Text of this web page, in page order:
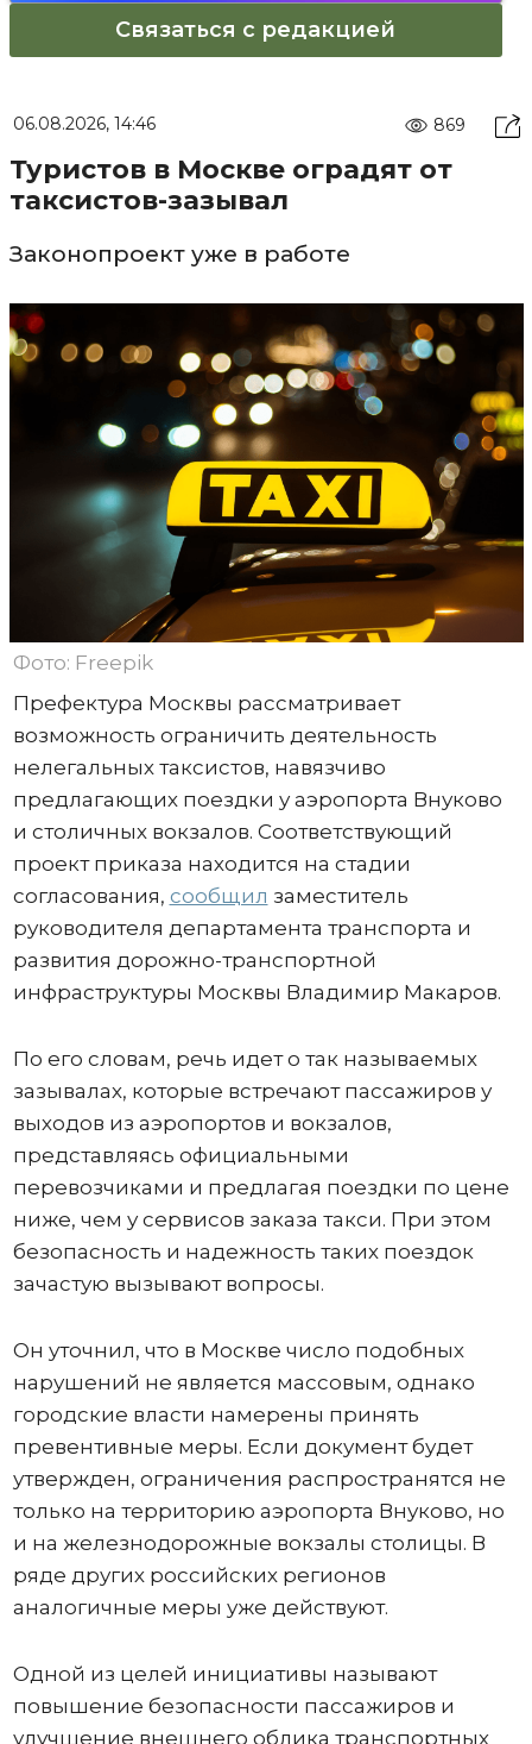
Связаться с редакцией
06.08.2026, 14:46 869
Туристов в Москве оградят от
таксистов-зазывал
Законопроект уже в работе
Фото: Freepik
Префектура Москвы рассматривает
возможность ограничить деятельность
нелегальных таксистов, навязчиво
предлагающих поездки у аэропорта Внуково
и столичных вокзалов. Соответствующий
проект приказа находится на стадии
согласования, сообщил заместитель
руководителя департамента транспорта и
развития дорожно-транспортной
инфраструктуры Москвы Владимир Макаров.
По его словам, речь идет о так называемых
зазывалах, которые встречают пассажиров у
выходов из аэропортов и вокзалов,
представляясь официальными
перевозчиками и предлагая поездки по цене
ниже, чем у сервисов заказа такси. При этом
безопасность и надежность таких поездок
зачастую вызывают вопросы.
Он уточнил, что в Москве число подобных
нарушений не является массовым, однако
городские власти намерены принять
превентивные меры. Если документ будет
утвержден, ограничения распространятся не
только на территорию аэропорта Внуково, но
и на железнодорожные вокзалы столицы. В
ряде других российских регионов
аналогичные меры уже действуют.
Одной из целей инициативы называют
повышение безопасности пассажиров и
улучшение внешнего облика транспортных